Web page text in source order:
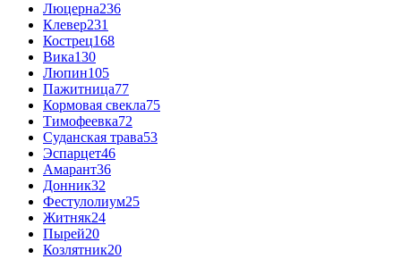
Люцерна236
Клевер231
Кострец168
Вика130
Люпин105
Пажитница77
Кормовая свекла75
Тимофеевка72
Суданская трава53
Эспарцет46
Амарант36
Донник32
Фестулолиум25
Житняк24
Пырей20
Козлятник20